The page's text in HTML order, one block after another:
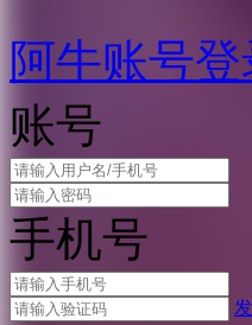
阿牛账号登
账号
手机号